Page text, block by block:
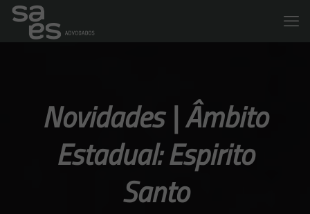
Novidades | Âmbito
Estadual: Espirito
Santo